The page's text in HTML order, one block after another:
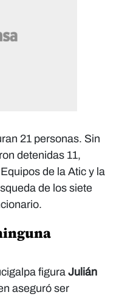
21 personas. Sin
detenidas 11,
de la Atic y la
de los siete
figura Julián
aseguró ser